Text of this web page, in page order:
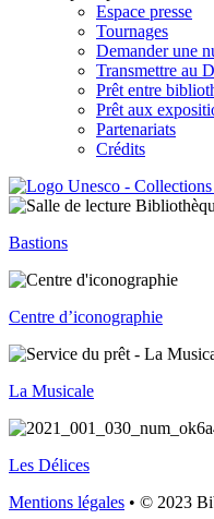
Espace presse
Tournages
Demander une
Transmettre au
Prêt entre
Prêt aux
Partenariats
Crédits
Bastions
Centre d’iconographie
La Musicale
Les Délices
Mentions légales • © 2023